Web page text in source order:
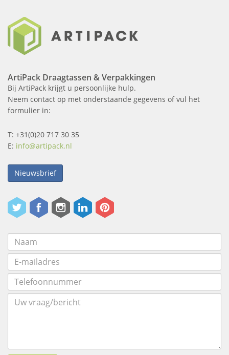
ArtiPack Draagtassen & Verpakkingen
Bij ArtiPack krijgt u persoonlijke hulp.
Neem contact op met onderstaande gegevens of vul het
formulier in:
T: +31(0)20 717 30 35
E: info@artipack.nl
Nieuwsbrief